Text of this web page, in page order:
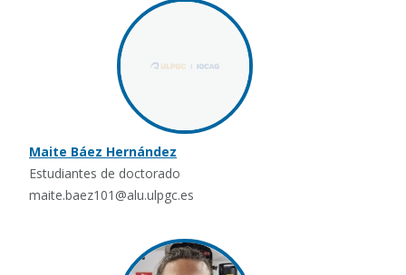
Maite Báez Hernández
Estudiantes de doctorado
maite.baez101@alu.ulpgc.es